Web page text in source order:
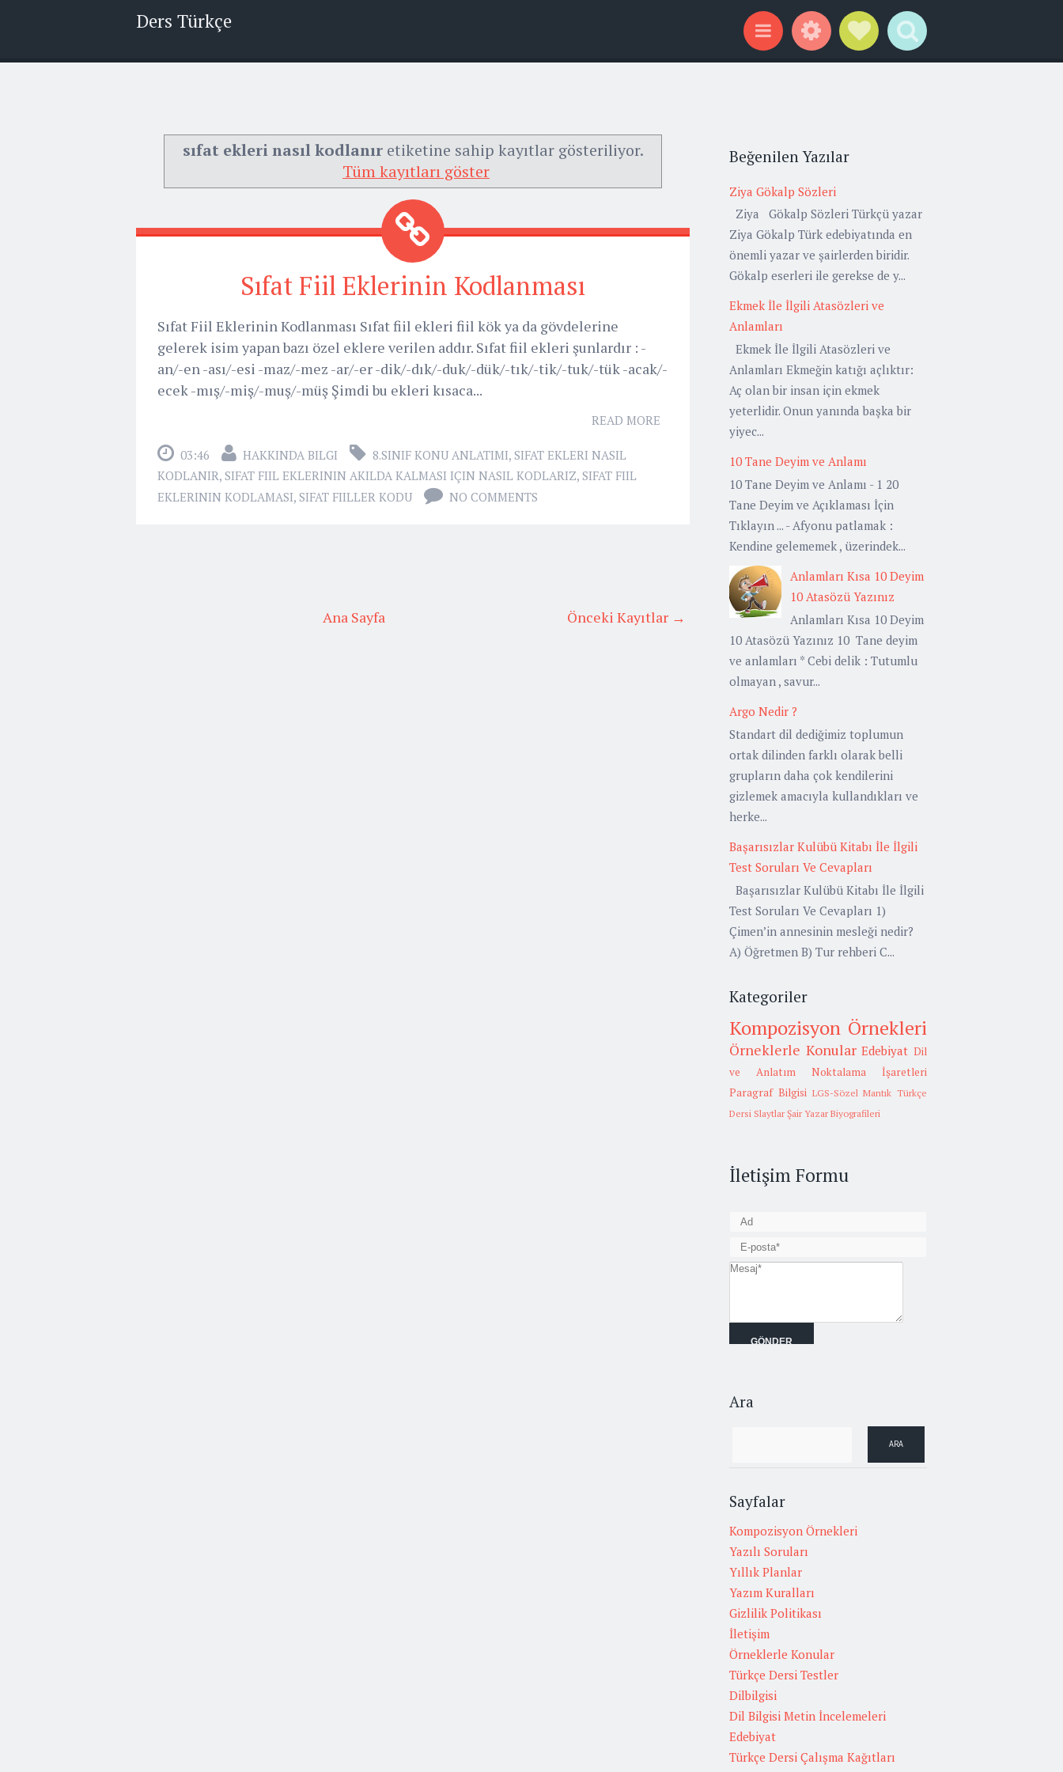
Ders Türkçe
Menu WidgetsSocial Links
Search
sıfat ekleri nasıl kodlanıretiketine sahip kayıtlar gösteriliyor.
Tüm kayıtları göster
Sıfat Fiil Eklerinin Kodlanması
Sıfat Fiil Eklerinin Kodlanması Sıfat fiil ekleri fiil kök ya da gövdelerine
gelerek isim yapan bazı özel eklere verilen addır. Sıfat fiil ekleri şunlardır : -
an/-en -ası/-esi -maz/-mez -ar/-er -dik/-dık/-duk/-dük/-tık/-tik/-tuk/-tük -acak/-
ecek -mış/-miş/-muş/-müş Şimdi bu ekleri kısaca...
READ MORE
03:46 HAKKINDA BILGI 8.SINIF KONU ANLATIMI, SIFAT EKLERI NASIL
KODLANIR, SIFAT FIIL EKLERININ AKILDA KALMASI IÇIN NASIL KODLARIZ, SIFAT FIIL
EKLERININ KODLAMASI, SIFAT FIILLER KODU NO COMMENTS
Önceki Kayıtlar →
Ana Sayfa
Beğenilen Yazılar
Ziya Gökalp Sözleri
Ziya Gökalp Sözleri Türkçü yazar
Ziya Gökalp Türk edebiyatında en
önemli yazar ve şairlerden biridir.
Gökalp eserleri ile gerekse de y...
Ekmek İle İlgili Atasözleri ve
Anlamları
Ekmek İle İlgili Atasözleri ve
Anlamları Ekmeğin katığı açlıktır:
Aç olan bir insan için ekmek
yeterlidir. Onun yanında başka bir
yiyec...
10 Tane Deyim ve Anlamı
10 Tane Deyim ve Anlamı - 1 20
Tane Deyim ve Açıklaması İçin
Tıklayın ... - Afyonu patlamak :
Kendine gelememek , üzerindek...
Anlamları Kısa 10 Deyim
10 Atasözü Yazınız
Anlamları Kısa 10 Deyim
10 Atasözü Yazınız 10 Tane deyim
ve anlamları * Cebi delik : Tutumlu
olmayan , savur...
Argo Nedir ?
Standart dil dediğimiz toplumun
ortak dilinden farklı olarak belli
grupların daha çok kendilerini
gizlemek amacıyla kullandıkları ve
herke...
Başarısızlar Kulübü Kitabı İle İlgili
Test Soruları Ve Cevapları
Başarısızlar Kulübü Kitabı İle İlgili
Test Soruları Ve Cevapları 1)
Çimen’in annesinin mesleği nedir?
A) Öğretmen B) Tur rehberi C...
Kategoriler
Kompozisyon Örnekleri
Örneklerle Konular Edebiyat Dil
ve Anlatım
Noktalama İşaretleri
Paragraf Bilgisi LGS-Sözel Mantık Türkçe
Dersi Slaytlar Şair Yazar Biyografileri
İletişim Formu
Ara
Sayfalar
Kompozisyon Örnekleri
Yazılı Soruları
Yıllık Planlar
Yazım Kuralları
Gizlilik Politikası
İletişim
Örneklerle Konular
Türkçe Dersi Testler
Dilbilgisi
Dil Bilgisi Metin İncelemeleri
Edebiyat
Türkçe Dersi Çalışma Kağıtları